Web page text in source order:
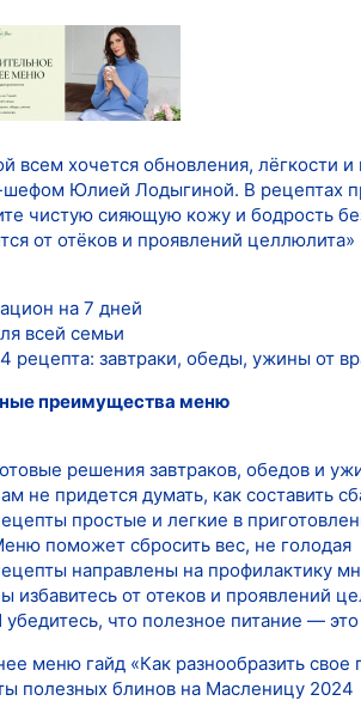
всем хочется обновления, лёгкости
Юлией Лодыгиной. В рецептах
чистую сияющую кожу и бодрость
от отёков и проявлений целлюлита»
на 7 дней
всей семьи
рецепта: завтраки, обеды, ужины от
преимущества меню
решения завтраков, обедов и
не придется думать, как составить
простые и легкие в
поможет сбросить вес, не голодая
направлены на профилактику
избавитесь от отеков и проявлений
убедитесь, что полезное питание —
меню гайд «Как разнообразить
полезных блинов на Масленицу 2024